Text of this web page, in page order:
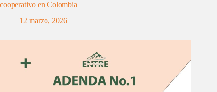
cooperativo en Colombia
12 marzo, 2026